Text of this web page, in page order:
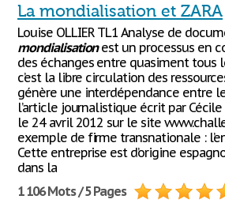
La mondialisation et ZARA
Louise OLLIER TL1 Analyse de
mondialisationest un processus en
des échanges entre quasiment tous
c’est la libre circulation des
génère une interdépendance entre
l’article journalistique écrit par
le 24 avril 2012 sur le site
exemple de firme transnationale :
Cette entreprise est d’origine
dans la
1 106 Mots / 5 Pages